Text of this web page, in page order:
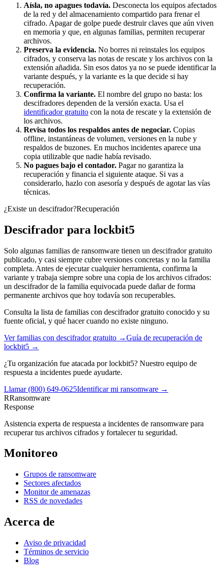
Aísla, no apagues todavía. Desconecta los equipos afectados
de la red y del almacenamiento compartido para frenar el
cifrado. Apagar de golpe puede destruir claves que aún viven
en memoria y que, en algunas familias, permiten recuperar
archivos.
Preserva la evidencia. No borres ni reinstales los equipos
cifrados, y conserva las notas de rescate y los archivos con la
extensión añadida. Sin esos datos ya no se puede identificar la
variante después, y la variante es la que decide si hay
recuperación.
Confirma la variante. El nombre del grupo no basta: los
descifradores dependen de la versión exacta. Usa el
identificador gratuito con la nota de rescate y la extensión de
los archivos.
Revisa todos los respaldos antes de negociar. Copias
offline, instantáneas de volumen, versiones en la nube y
respaldos de buzones. En muchos incidentes aparece una
copia utilizable que nadie había revisado.
No pagues bajo el contador. Pagar no garantiza la
recuperación y financia el siguiente ataque. Si vas a
considerarlo, hazlo con asesoría y después de agotar las vías
técnicas.
¿Existe un descifrador?Recuperación
Descifrador para lockbit5
Solo algunas familias de ransomware tienen un descifrador gratuito
publicado, y casi siempre cubre versiones concretas y no la familia
completa. Antes de ejecutar cualquier herramienta, confirma la
variante y trabaja siempre sobre una copia de los archivos cifrados:
un descifrador de la familia equivocada puede dañar de forma
permanente archivos que hoy todavía son recuperables.
Consulta la lista de familias con descifrador gratuito conocido y su
fuente oficial, y qué hacer cuando no existe ninguno.
Ver familias con descifrador gratuito →Guía de recuperación de
lockbit5 →
¿Tu organización fue atacada porlockbit5? Nuestro equipo de
respuesta a incidentes puede ayudarte.
Llamar(800) 649-0625Identificar mi ransomware →
RRansomware
Response
Asistencia experta de respuesta a incidentes de ransomware para
recuperar tus archivos cifrados y fortalecer tu seguridad.
Monitoreo
Grupos de ransomware
Sectores afectados
Monitor de amenazas
RSS de novedades
Acerca de
Aviso de privacidad
Términos de servicio
Blog